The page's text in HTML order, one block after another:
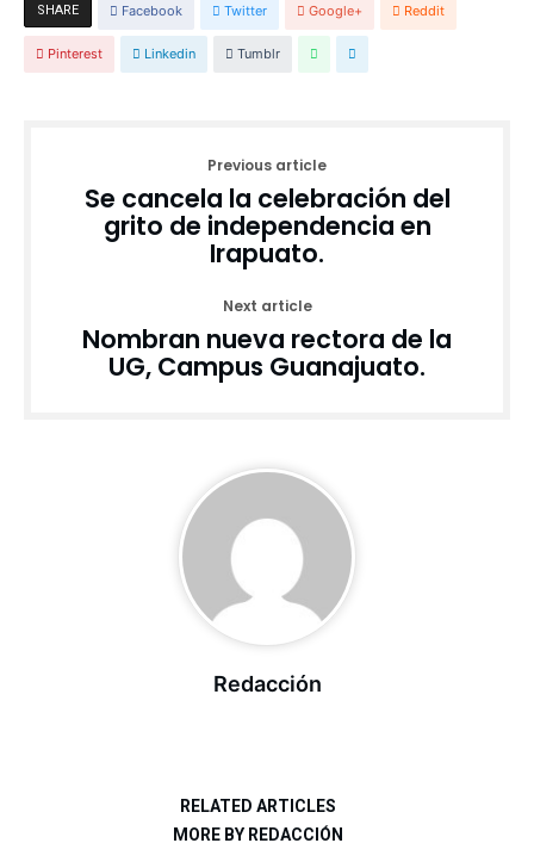
SHARE Facebook Twitter Google+ Reddit
Pinterest Linkedin Tumblr
Previous article
Se cancela la celebración del
grito de independencia en
Irapuato.
Next article
Nombran nueva rectora de la
UG, Campus Guanajuato.
Redacción
RELATED ARTICLES
MORE BY REDACCIÓN